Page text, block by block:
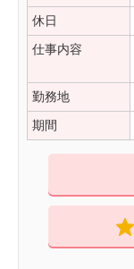
休日
仕事内容
勤務地
期間